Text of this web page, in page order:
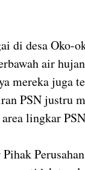
di desa Oko-
air
mereka juga
PSN justru
lingkar